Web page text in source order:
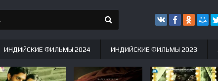
ИНДИЙСКИЕ ФИЛЬМЫ 2024 ИНДИЙСКИЕ ФИЛЬМЫ 2023